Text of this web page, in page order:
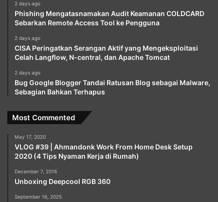
2 days ago
Phishing Mengatasnamakan Audit Keamanan COLDCARD
Sebarkan Remote Access Tool ke Pengguna
2 days ago
CISA Peringatkan Serangan Aktif yang Mengeksploitasi
Celah Langflow, N-central, dan Apache Tomcat
2 days ago
Bug Google Blogger Tandai Ratusan Blog sebagai Malware,
Sebagian Bahkan Terhapus
Most Commented
May 17, 2020
VLOG #39 | Ahmandonk Work From Home Desk Setup
2020 (4 Tips Nyaman Kerja di Rumah)
December 7, 2016
Unboxing Deepcool RGB 360
September 16, 2025